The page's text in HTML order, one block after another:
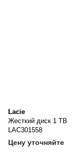
Lacie
Жесткий диск 1 TB
LAC301558
Цену уточняйте